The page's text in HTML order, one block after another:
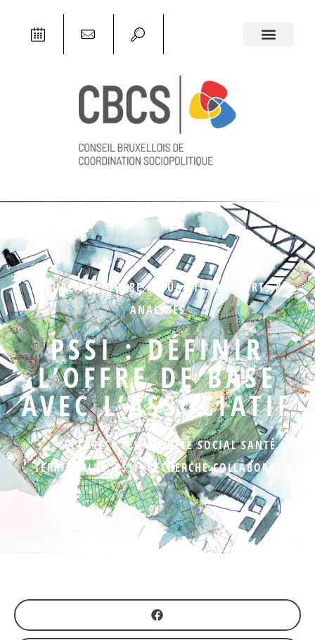
ACTUALITÉS,NOTRE ACTUALITÉ, RAPPORTS &
ANALYSES
PSSI : DÉFINIR
L’OFFRE DE BASE
AVEC L’ASSOCIATIF
LECTURES CLÉS,MODÈLE SOCIAL SANTÉ
TERRITORIAL,PSSI,RECHERCHE COLLABORATIVE